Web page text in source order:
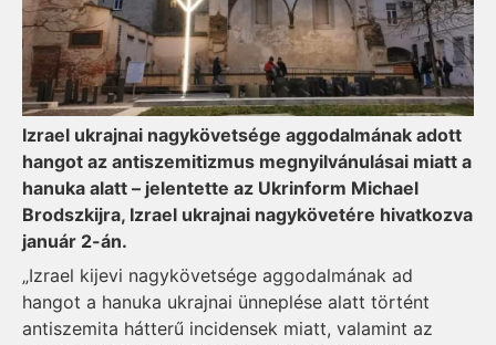
Izrael ukrajnai nagykövetsége aggodalmának adott
hangot az antiszemitizmus megnyilvánulásai miatt a
hanuka alatt – jelentette az Ukr­inform Michael
Brodszkijra, Izrael ukrajnai nagykövetére hivatkozva
január 2-án.
„Izrael kijevi nagykövetsége aggodalmának ad
hangot a hanuka ukrajnai ünneplése alatt történt
antiszemita hátterű incidensek miatt, valamint az